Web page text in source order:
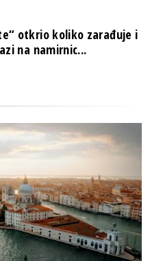
otkrio koliko zarađuje i
na namirnic...